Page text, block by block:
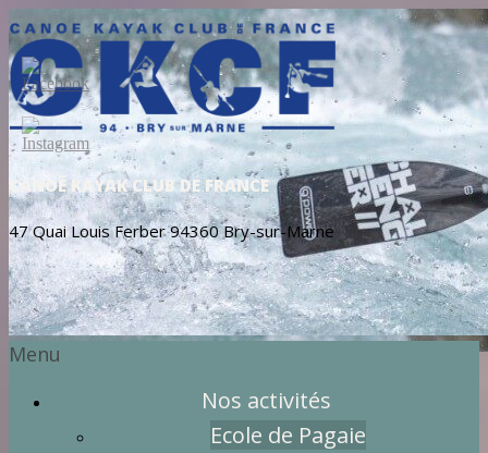
CANOË KAYAK CLUB DE FRANCE
47 Quai Louis Ferber 94360 Bry-sur-Marne
Menu
Nos activités
Ecole de Pagaie